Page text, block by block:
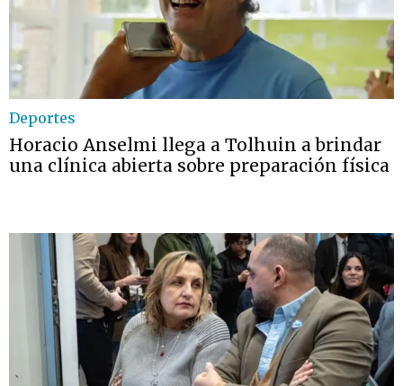
Deportes
Horacio Anselmi llega a Tolhuin a brindar
una clínica abierta sobre preparación física